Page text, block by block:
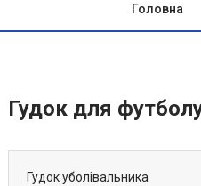
Головна
Гудок для
Гудок уболівальника